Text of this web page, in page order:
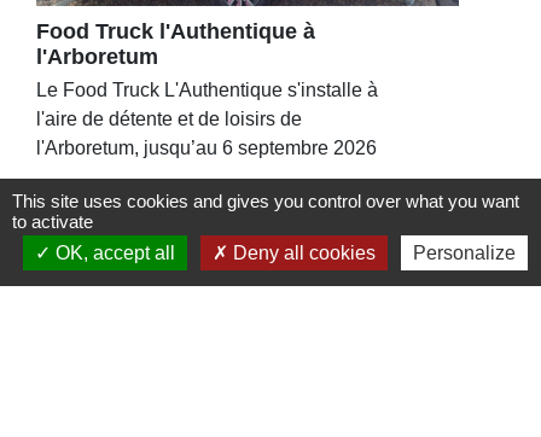
Food Truck l'Authentique à
l'Arboretum
Le Food Truck L'Authentique s'installe à
l'aire de détente et de loisirs de
l'Arboretum, jusqu’au 6 septembre 2026
This site uses cookies and gives you control over what you want
to activate
OK, accept all
Deny all cookies Personalize